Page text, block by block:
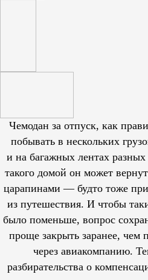
Чемодан за отпуск, как
побывать в нескольких
и на багажных лентах
такого домой он может
царапинами — будто тоже
из путешествия. И чтобы
было поменьше, вопрос
проще закрыть заранее, чем
через авиакомпанию.
разбирательства о